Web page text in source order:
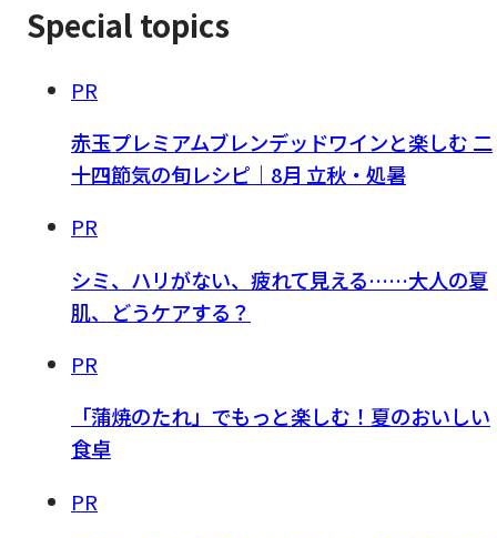
Special topics
PR
赤玉プレミアムブレンデッドワインと楽しむ 二
十四節気の旬レシピ｜8月 立秋・処暑
PR
シミ、ハリがない、疲れて見える……大人の夏
肌、どうケアする？
PR
「蒲焼のたれ」でもっと楽しむ！夏のおいしい
食卓
PR